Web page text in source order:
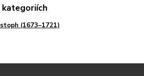
kategoriích
(1673–1721)